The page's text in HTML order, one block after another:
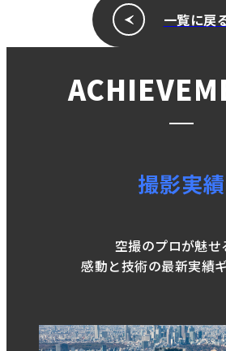
一覧に戻
撮影実績
空撮のプロが魅せ
感動と技術の最新実績